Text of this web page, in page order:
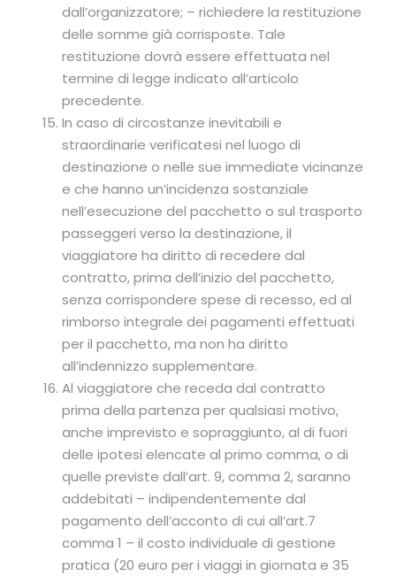
dall’organizzatore; – richiedere la restituzione
delle somme già corrisposte. Tale
restituzione dovrà essere effettuata nel
termine di legge indicato all’articolo
precedente.
In caso di circostanze inevitabili e
straordinarie verificatesi nel luogo di
destinazione o nelle sue immediate vicinanze
e che hanno un’incidenza sostanziale
nell’esecuzione del pacchetto o sul trasporto
passeggeri verso la destinazione, il
viaggiatore ha diritto di recedere dal
contratto, prima dell’inizio del pacchetto,
senza corrispondere spese di recesso, ed al
rimborso integrale dei pagamenti effettuati
per il pacchetto, ma non ha diritto
all’indennizzo supplementare.
Al viaggiatore che receda dal contratto
prima della partenza per qualsiasi motivo,
anche imprevisto e sopraggiunto, al di fuori
delle ipotesi elencate al primo comma, o di
quelle previste dall’art. 9, comma 2, saranno
addebitati – indipendentemente dal
pagamento dell’acconto di cui all’art.7
comma 1 – il costo individuale di gestione
pratica (20 euro per i viaggi in giornata e 35